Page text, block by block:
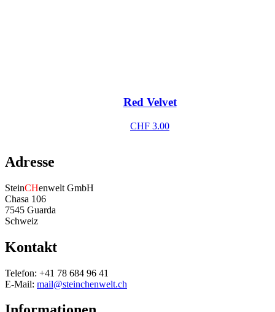
Red Velvet
CHF 3.00
Adresse
SteinCHenwelt GmbH
Chasa 106
7545 Guarda
Schweiz
Kontakt
Telefon: +41 78 684 96 41
E-Mail: mail@steinchenwelt.ch